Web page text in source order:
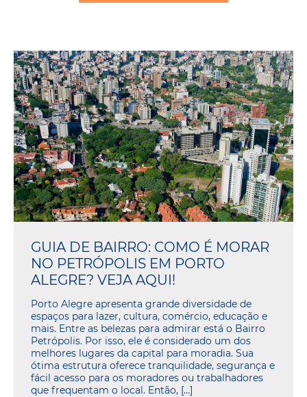
GUIA DE BAIRRO: COMO É MORAR
NO PETRÓPOLIS EM PORTO
ALEGRE? VEJA AQUI!
Porto Alegre apresenta grande diversidade de
espaços para lazer, cultura, comércio, educação e
mais. Entre as belezas para admirar está o Bairro
Petrópolis. Por isso, ele é considerado um dos
melhores lugares da capital para moradia. Sua
ótima estrutura oferece tranquilidade, segurança e
fácil acesso para os moradores ou trabalhadores
que frequentam o local. Então, […]